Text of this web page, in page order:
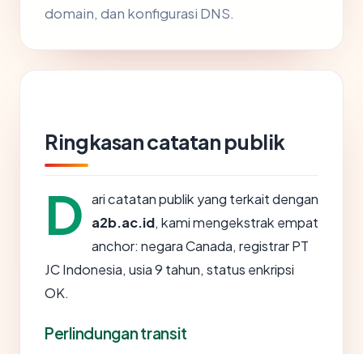
domain, dan konfigurasi DNS.
Ringkasan catatan publik
D ari catatan publik yang terkait dengan
a2b.ac.id, kami mengekstrak empat
anchor: negara Canada, registrar PT
JC Indonesia, usia 9 tahun, status enkripsi
OK.
Perlindungan transit